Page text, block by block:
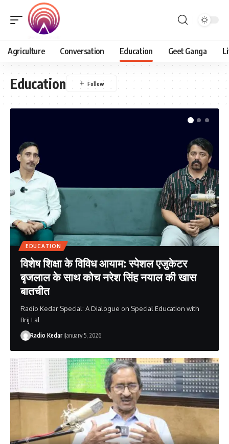
Agriculture Conversation Education Geet Ganga
Education
EDUCATION
विशेष शिक्षा के विविध आयाम: स्पेशल एजुकेटर
बृजलाल के साथ कोच नरेश सिंह नयाल की खास
बातचीत
Radio Kedar Special: A Dialogue on Special Education with
Brij Lal
Radio Kedar January 5, 2026